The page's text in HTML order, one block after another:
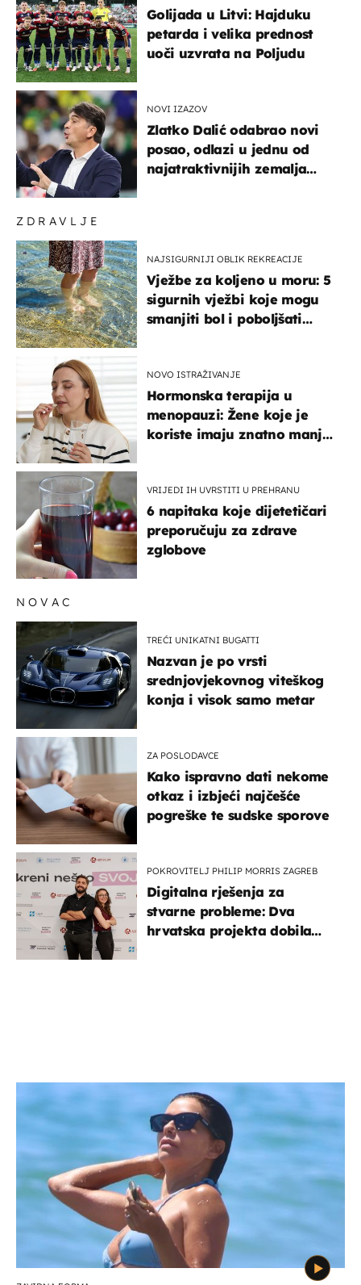
ZDRAVLJE
NAJSIGURNIJI OBLIK REKREACIJE
Vježbe za koljeno u moru: 5
sigurnih vježbi koje mogu
smanjiti bol i poboljšati
NOVO ISTRAŽIVANJE
Hormonska terapija u
menopauzi: Žene koje je
koriste imaju znatno manji
VRIJEDI IH UVRSTITI U PREHRANU
6 napitaka koje dijetetičari
preporučuju za zdrave
zglobove
Golijada u Litvi: Hajduku
petarda i velika prednost
uoči uzvrata na Poljudu
NOVI IZAZOV
Zlatko Dalić odabrao novi
posao, odlazi u jednu od
najatraktivnijih zemalja
NOVAC
TREĆI UNIKATNI BUGATTI
Nazvan je po vrsti
srednjovjekovnog viteškog
konja i visok samo metar
ZA POSLODAVCE
Kako ispravno dati nekome
otkaz i izbjeći najčešće
pogreške te sudske sporove
POKROVITELJ PHILIP MORRIS ZAGREB
Digitalna rješenja za
stvarne probleme: Dva
hrvatska projekta dobila